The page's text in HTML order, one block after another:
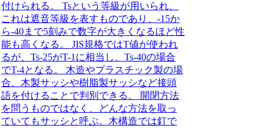
付けられる。
Tsという等級が用いられ、
これは遮音等級を表すものであり、-15か
ら-40まで5刻みで数字が大きくなるほど性
能も高くなる。
JIS規格ではT値が使われ
るが、Ts-25がT-1に相当し、Ts-40の場合
でT-4となる。
木造やプラスチック製の場
合、木製サッシや樹脂製サッシなど接頭
語を付けることで判別できる。
開閉方法
を問うものではなく、どんな方法を取っ
ていてもサッシと呼ぶ。木構造では釘で